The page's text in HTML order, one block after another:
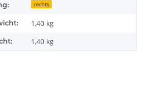
rechts
1,40 kg
1,40 kg